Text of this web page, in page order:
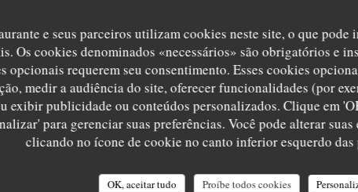
e seus parceiros utilizam cookies neste site, o que pode
Os cookies denominados «necessários» são obrigatórios e
opcionais requerem seu consentimento. Esses cookies
medir a audiência do site, oferecer funcionalidades (por
exibir publicidade ou conteúdos personalizados. Clique em
para gerenciar suas preferências. Você pode alterar
clicando no ícone de cookie no canto inferior esquerdo das
OK, aceitar tudo Proíbe todos cookies